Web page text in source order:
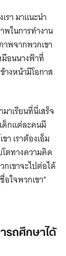
รา มาแนะนำ
ในการทำงาน
พจากพวกเขา
มือนนางฟ้าที่
างหน้ามีโอกาส
าเรียนที่นี่เสร็จ
ด็กแต่ละคนมี
า เราต้องเอ็ม
โตทางความคิด
เขาจะไปต่อได้
ใจพวกเขา”
รถศึกษาได้